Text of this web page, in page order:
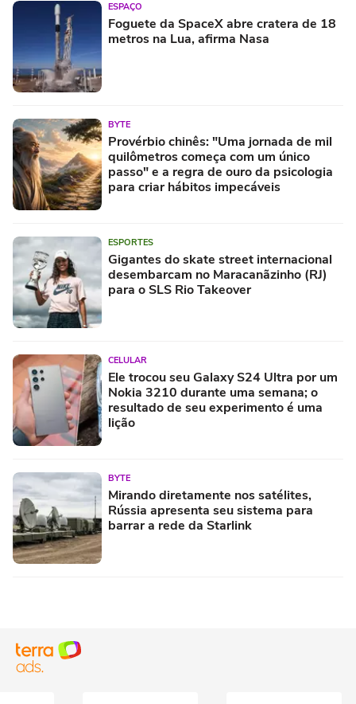
ESPAÇO
Foguete da SpaceX abre cratera de 18
metros na Lua, afirma Nasa
BYTE
Provérbio chinês: "Uma jornada de mil
quilômetros começa com um único
passo" e a regra de ouro da psicologia
para criar hábitos impecáveis
ESPORTES
Gigantes do skate street internacional
desembarcam no Maracanãzinho (RJ)
para o SLS Rio Takeover
CELULAR
Ele trocou seu Galaxy S24 Ultra por um
Nokia 3210 durante uma semana; o
resultado de seu experimento é uma
lição
BYTE
Mirando diretamente nos satélites,
Rússia apresenta seu sistema para
barrar a rede da Starlink